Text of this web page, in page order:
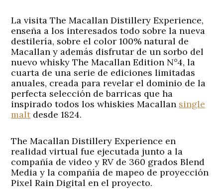
La visita The Macallan Distillery Experience,
enseña a los interesados todo sobre la nueva
destilería, sobre el color 100% natural de
Macallan y además disfrutar de un sorbo del
nuevo whisky The Macallan Edition N°4, la
cuarta de una serie de ediciones limitadas
anuales, creada para revelar el dominio de la
perfecta selección de barricas que ha
inspirado todos los whiskies Macallan single
maltdesde 1824.
The Macallan Distillery Experience en
realidad virtual fue ejecutada junto a la
compañía de video y RV de 360 grados Blend
Media y la compañía de mapeo de proyección
Pixel Rain Digital en el proyecto.